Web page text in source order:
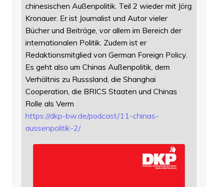
chinesischen Außenpolitik. Teil 2 wieder mit Jörg
Kronauer. Er ist Journalist und Autor vieler
Bücher und Beiträge, vor allem im Bereich der
internationalen Politik. Zudem ist er
Redaktionsmitglied von German Foreign Policy.
Es geht also um Chinas Außenpolitik, dem
Verhältnis zu Russsland, die Shanghai
Cooperation, die BRICS Staaten und Chinas
Rolle als Verm
https://dkp-bw.de/podcast/11-chinas-
aussenpolitik-2/